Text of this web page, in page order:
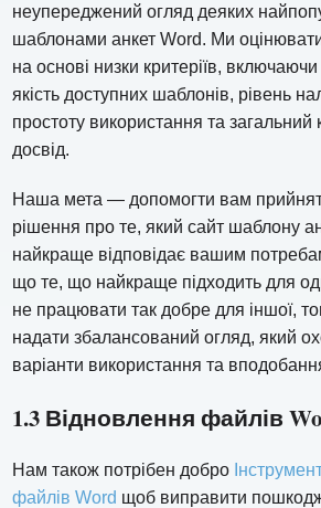
неупереджений огляд деяких
шаблонами анкет Word. Ми
на основі низки критеріїв,
якість доступних шаблонів, рівень
простоту використання та загальний
досвід.
Наша мета — допомогти вам
рішення про те, який сайт шаблону
найкраще відповідає вашим
що те, що найкраще підходить для
не працювати так добре для іншої,
надати збалансований огляд, який
варіанти використання та
1.3 Відновлення файлів
Нам також потрібен добро
файлів Word щоб виправити